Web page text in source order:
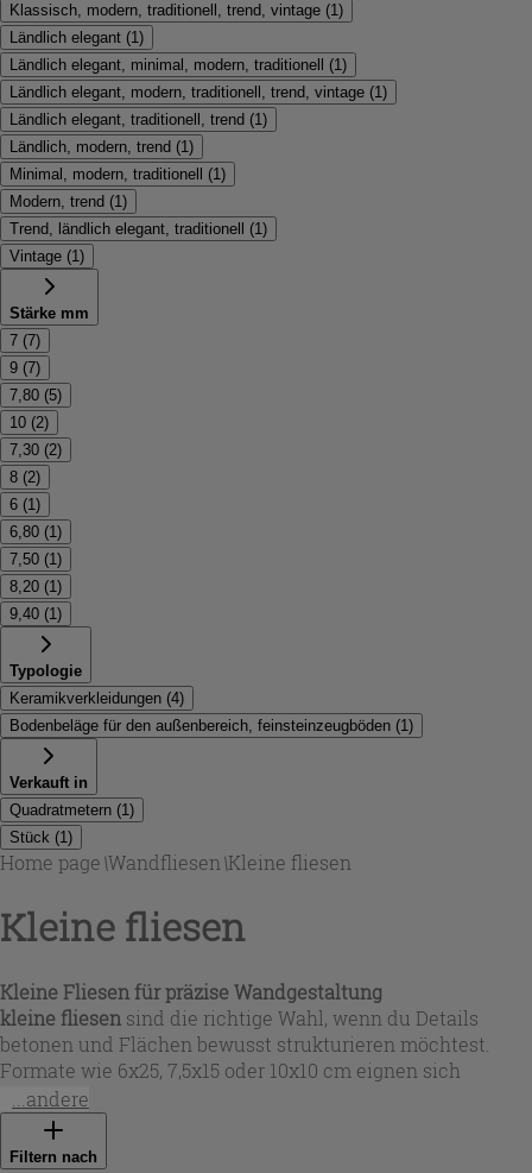
Klassisch, modern, traditionell, trend, vintage (1)
Ländlich elegant (1)
Ländlich elegant, minimal, modern, traditionell
(1)
Ländlich elegant, modern, traditionell, trend, vintage (1)
Ländlich elegant, traditionell, trend (1)
Ländlich, modern, trend (1)
Minimal, modern, traditionell
(1)
Modern, trend (1)
Trend, ländlich elegant, traditionell
(1)
Vintage (1)
Stärke mm
7 (7)
9 (7)
7,80 (5)
10 (2)
7,30 (2)
8 (2)
6 (1)
6,80 (1)
7,50 (1)
8,20 (1)
9,40 (1)
Typologie
Keramikverkleidungen (4)
Bodenbeläge für den außenbereich, feinsteinzeugböden (1)
Verkauft in
Quadratmetern (1)
Stück (1)
Home page\Wandfliesen \Kleine fliesen
Kleine fliesen
Kleine Fliesen für präzise Wandgestaltung
kleine fliesen sind die richtige Wahl, wenn du Details
betonen und Flächen bewusst strukturieren möchtest.
Formate wie 6x25, 7,5x15 oder 10x10 cm eignen sich
besonders für Küchenrückwände, Badwände, Nischen und
Duschen, weil sie sich sauber an Kanten, Rundungen und
Einbauten anpassen. In der Kategorie Kleine fliesen findest
...andere
Filtern nach